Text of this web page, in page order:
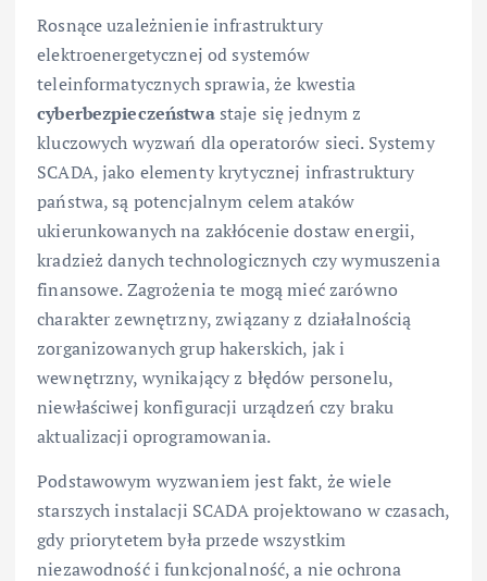
Rosnące uzależnienie infrastruktury
elektroenergetycznej od systemów
teleinformatycznych sprawia, że kwestia
cyberbezpieczeństwastaje się jednym z
kluczowych wyzwań dla operatorów sieci. Systemy
SCADA, jako elementy krytycznej infrastruktury
państwa, są potencjalnym celem ataków
ukierunkowanych na zakłócenie dostaw energii,
kradzież danych technologicznych czy wymuszenia
finansowe. Zagrożenia te mogą mieć zarówno
charakter zewnętrzny, związany z działalnością
zorganizowanych grup hakerskich, jak i
wewnętrzny, wynikający z błędów personelu,
niewłaściwej konfiguracji urządzeń czy braku
aktualizacji oprogramowania.
Podstawowym wyzwaniem jest fakt, że wiele
starszych instalacji SCADA projektowano w czasach,
gdy priorytetem była przede wszystkim
niezawodność i funkcjonalność, a nie ochrona